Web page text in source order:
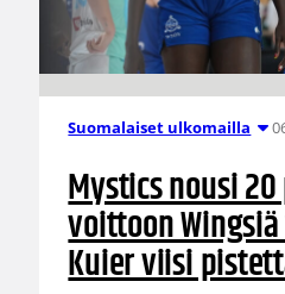
Suomalaiset ulkomailla
Mystics nousi
voittoon
Kuier viisi